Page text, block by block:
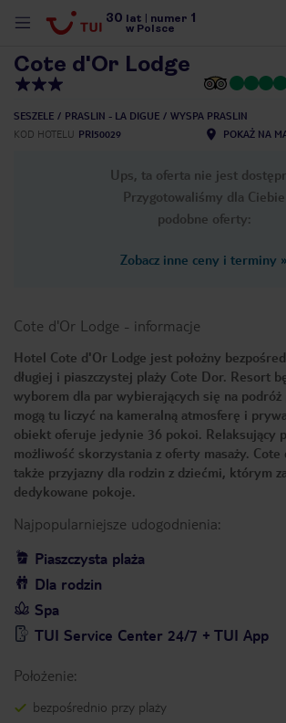
30 lat numer 1
w Polsce
Cote d'Or Lodge
SESZELE PRASLIN - LA DIGUE
WYSPA PRASLIN
KOD HOTELU PRI50029 POKAŻ NA
Ups, ta oferta nie jest
Przygotowaliśmy dla Ciebie
podobne oferty:
Zobacz inne ceny i terminy »
Cote d'Or Lodge - informacje
Hotel Cote d'Or Lodge jest położny
długiej i piaszczystej plaży Cote Dor. Resort
wyborem dla par wybierających się na podróż
mogą tu liczyć na kameralną atmosferę i
obiekt oferuje jedynie 36 pokoi. Relaksujący
możliwość skorzystania z oferty masaży.
także przyjazny dla rodzin z dziećmi, którym
dedykowane pokoje.
Najpopularniejsze udogodnienia:
Piaszczysta plaża
Dla rodzin
Spa
TUI Service Center 24/7 + TUI App
Położenie:
bezpośrednio przy plaży